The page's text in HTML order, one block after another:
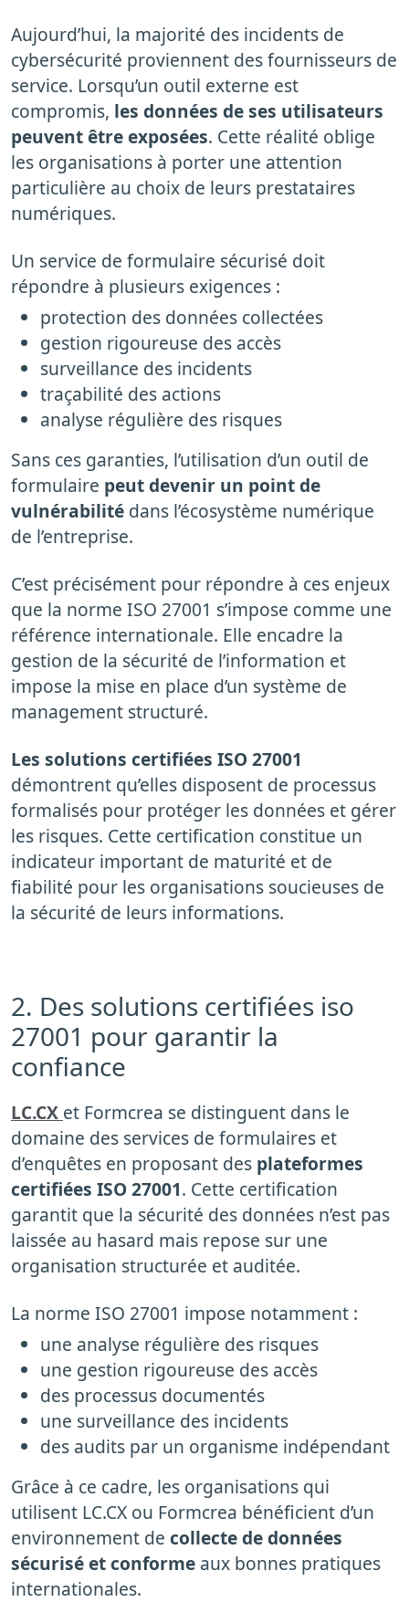
Aujourd’hui, la majorité des incidents de
cybersécurité proviennent des fournisseurs de
service. Lorsqu’un outil externe est
compromis, les données de ses utilisateurs
peuvent être exposées. Cette réalité oblige
les organisations à porter une attention
particulière au choix de leurs prestataires
numériques.
Un service de formulaire sécurisé doit
répondre à plusieurs exigences :
protection des données collectées
gestion rigoureuse des accès
surveillance des incidents
traçabilité des actions
analyse régulière des risques
Sans ces garanties, l’utilisation d’un outil de
formulaire peut devenir un point de
vulnérabilité dans l’écosystème numérique
de l’entreprise.
C’est précisément pour répondre à ces enjeux
que la norme ISO 27001 s’impose comme une
référence internationale. Elle encadre la
gestion de la sécurité de l’information et
impose la mise en place d’un système de
management structuré.
Les solutions certifiées ISO 27001
démontrent qu’elles disposent de processus
formalisés pour protéger les données et gérer
les risques. Cette certification constitue un
indicateur important de maturité et de
fiabilité pour les organisations soucieuses de
la sécurité de leurs informations.
2. Des solutions certifiées iso
27001 pour garantir la
confiance
LC.CX et Formcrea se distinguent dans le
domaine des services de formulaires et
d’enquêtes en proposant des plateformes
certifiées ISO 27001. Cette certification
garantit que la sécurité des données n’est pas
laissée au hasard mais repose sur une
organisation structurée et auditée.
La norme ISO 27001 impose notamment :
une analyse régulière des risques
une gestion rigoureuse des accès
des processus documentés
une surveillance des incidents
des audits par un organisme indépendant
Grâce à ce cadre, les organisations qui
utilisent LC.CX ou Formcrea bénéficient d’un
environnement de collecte de données
sécurisé et conforme aux bonnes pratiques
internationales.